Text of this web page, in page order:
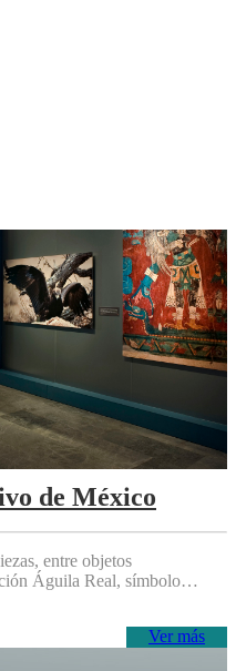
de México
entre objetos
Águila Real, símbolo…
Ver más